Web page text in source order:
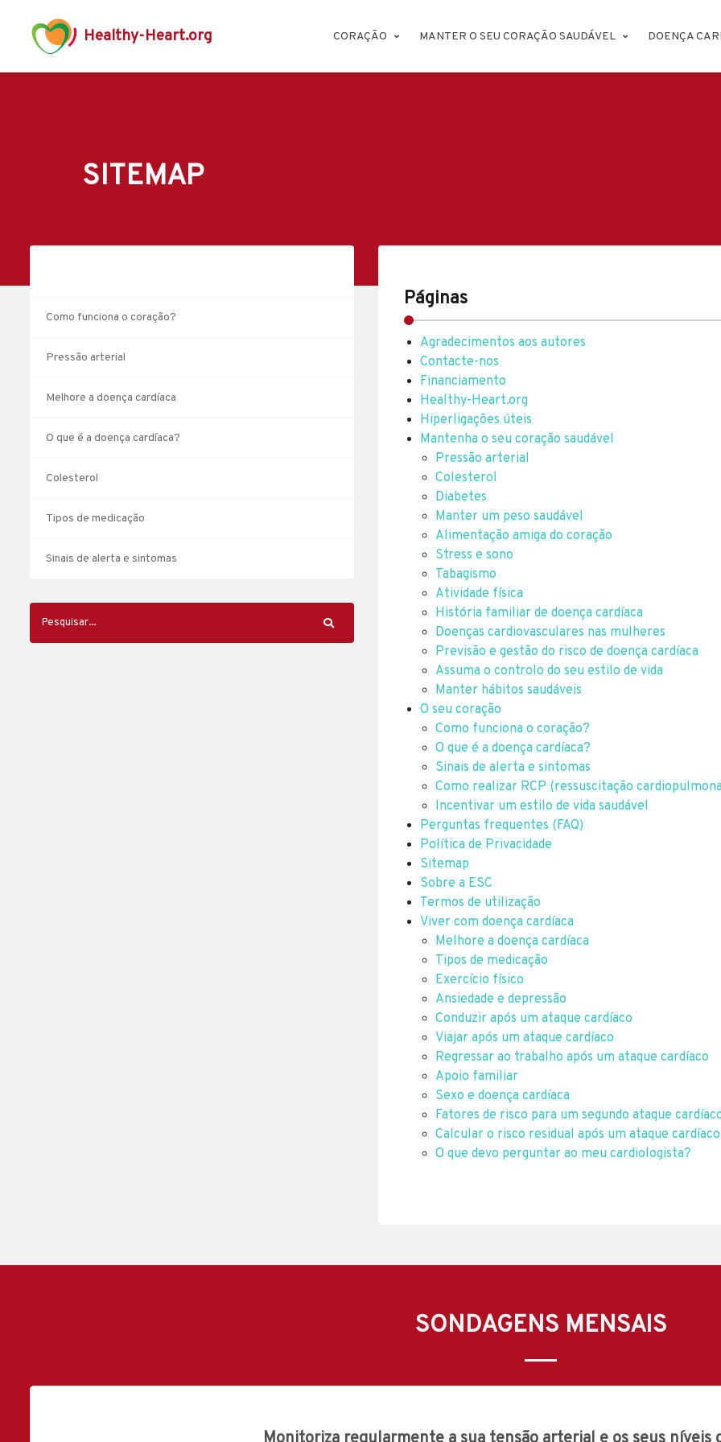
Healthy-Heart.org CORAÇÃO MANTER O SEU CORAÇÃO SAUDÁVEL DOENÇA
SITEMAP
Páginas
Agradecimentos aos autores
Contacte-nos
Financiamento
Healthy-Heart.org
Hiperligações úteis
Mantenha o seu coração saudável
Pressão arterial
Colesterol
Diabetes
Manter um peso saudável
Alimentação amiga do coração
Stress e sono
Tabagismo
Atividade física
História familiar de doença cardíaca
Doenças cardiovasculares nas mulheres
Previsão e gestão do risco de doença cardíaca
Assuma o controlo do seu estilo de vida
Manter hábitos saudáveis
O seu coração
Como funciona o coração?
O que é a doença cardíaca?
Sinais de alerta e sintomas
Como realizar RCP (ressuscitação
Incentivar um estilo de vida saudável
Perguntas frequentes (FAQ)
Política de Privacidade
Sitemap
Sobre a ESC
Termos de utilização
Viver com doença cardíaca
Melhore a doença cardíaca
Tipos de medicação
Exercício físico
Ansiedade e depressão
Conduzir após um ataque cardíaco
Viajar após um ataque cardíaco
Regressar ao trabalho após um ataque cardíaco
Apoio familiar
Sexo e doença cardíaca
Fatores de risco para um segundo ataque
Calcular o risco residual após um ataque cardíaco
O que devo perguntar ao meu cardiologista?
Como funciona o coração?
Pressão arterial
Melhore a doença cardíaca
O que é a doença cardíaca?
Colesterol
Tipos de medicação
Sinais de alerta e sintomas
SONDAGENS MENSAIS